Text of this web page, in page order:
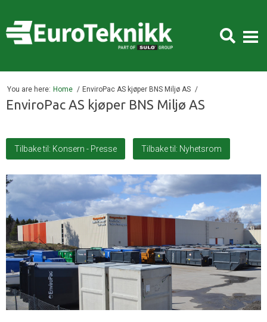
You are here: Home EnviroPac AS kjøper BNS Miljø AS
EnviroPac AS kjøper BNS Miljø AS
Tilbake til: Konsern - Presse Tilbake til: Nyhetsrom